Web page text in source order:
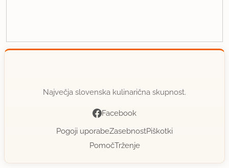
Največja slovenska kulinarična skupnost.
Facebook
Pogoji uporabeZasebnostPiškotki
PomočTrženje